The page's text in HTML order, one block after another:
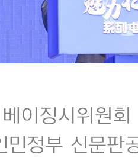
이징시위원
민정부 신문판